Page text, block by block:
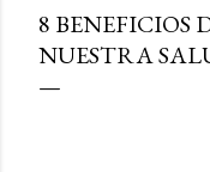
8 BENEFICIOS
NUESTRA